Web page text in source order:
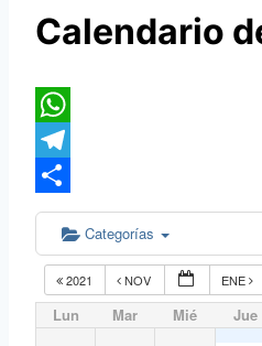
Calendario
WhatsApp
Telegram
Compartir
Categorías
2021 NOV ENE
Lun Mar Mié Jue